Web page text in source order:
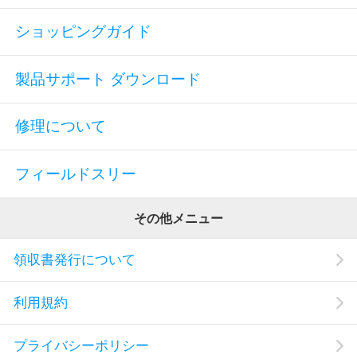
ショッピングガイド
製品サポート ダウンロード
修理について
フィールドスリー
その他メニュー
領収書発行について
利用規約
プライバシーポリシー